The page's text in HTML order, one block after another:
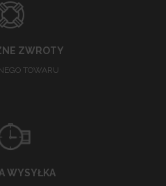
ZWROTY
TOWARU
WYSYŁKA